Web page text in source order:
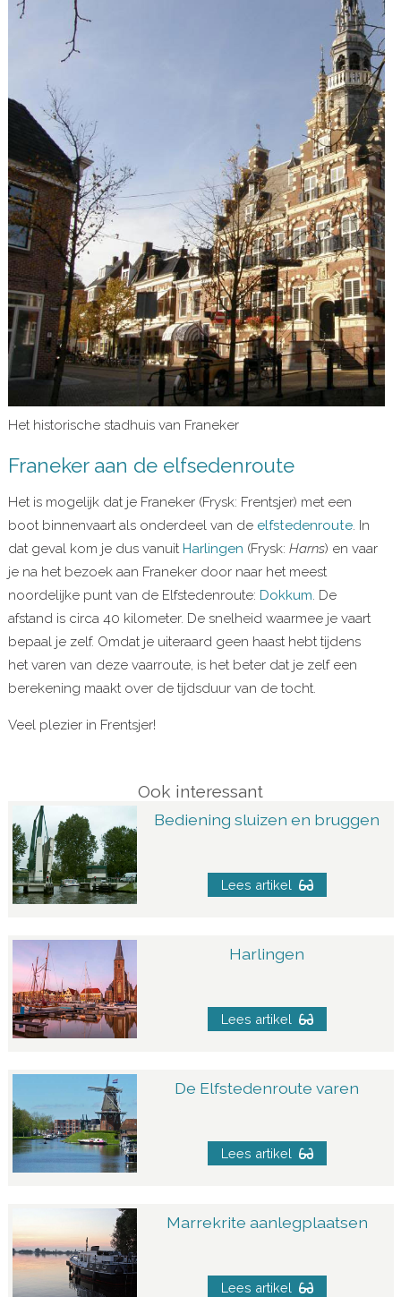
Het historische stadhuis van Franeker
Franeker aan de elfsedenroute
Het is mogelijk dat je Franeker (Frysk: Frentsjer) met een
boot binnenvaart als onderdeel van de elfstedenroute. In
dat geval kom je dus vanuitHarlingen (Frysk: Harns) en vaar
je na het bezoek aan Franeker door naar het meest
noordelijke punt van de Elfstedenroute: Dokkum. De
afstand is circa 40 kilometer. De snelheid waarmee je vaart
bepaal je zelf. Omdat je uiteraard geen haast hebt tijdens
het varen van deze vaarroute, is het beter dat je zelf een
berekening maakt over de tijdsduur van de tocht.
Veel plezier in Frentsjer!
Ook interessant
Bediening sluizen en bruggen
Lees artikel
Harlingen
Lees artikel
De Elfstedenroute varen
Lees artikel
Marrekrite aanlegplaatsen
Lees artikel